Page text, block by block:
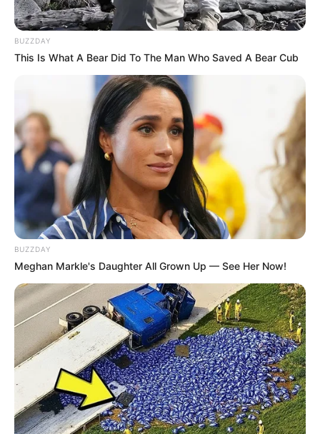
BUZZDAY
This Is What A Bear Did To The Man Who Saved A Bear Cub
BUZZDAY
Meghan Markle's Daughter All Grown Up — See Her Now!